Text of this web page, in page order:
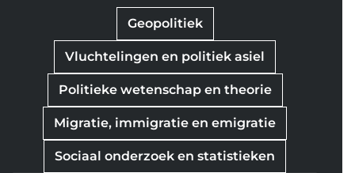
Geopolitiek
Vluchtelingen en politiek asiel
Politieke wetenschap en theorie
Migratie, immigratie en emigratie
Sociaal onderzoek en statistieken